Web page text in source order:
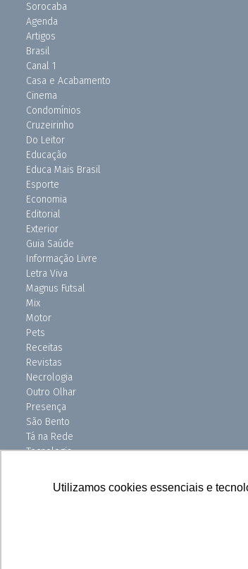
Utilizamos cookies essenciais e
Sorocaba
Agenda
Artigos
Brasil
Canal 1
Casa e Acabamento
Cinema
Condomínios
Cruzeirinho
Do Leitor
Educação
Educa Mais Brasil
Esporte
Economia
Editorial
Exterior
Guia Saúde
Informação Livre
Letra Viva
Magnus Futsal
Mix
Motor
Pets
Receitas
Revistas
Necrologia
Outro Olhar
Presença
São Bento
Tá na Rede
Tecnologia
Uniso Ciência